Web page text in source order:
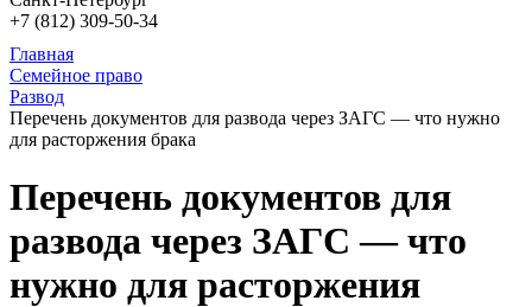
+7 (812) 309-50-34
Главная
Семейное право
Развод
Перечень документов для развода через ЗАГС — что нужно
для расторжения брака
Перечень документов для
развода через ЗАГС — что
нужно для расторжения